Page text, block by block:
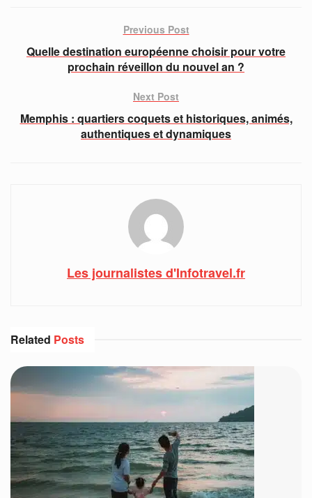
Previous Post
Quelle destination européenne choisir pour votre
prochain réveillon du nouvel an ?
Next Post
Memphis : quartiers coquets et historiques, animés,
authentiques et dynamiques
Les journalistes d'Infotravel.fr
Related Posts